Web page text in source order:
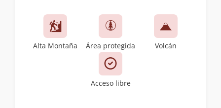
Alta Montaña Área protegida Volcán
Acceso libre